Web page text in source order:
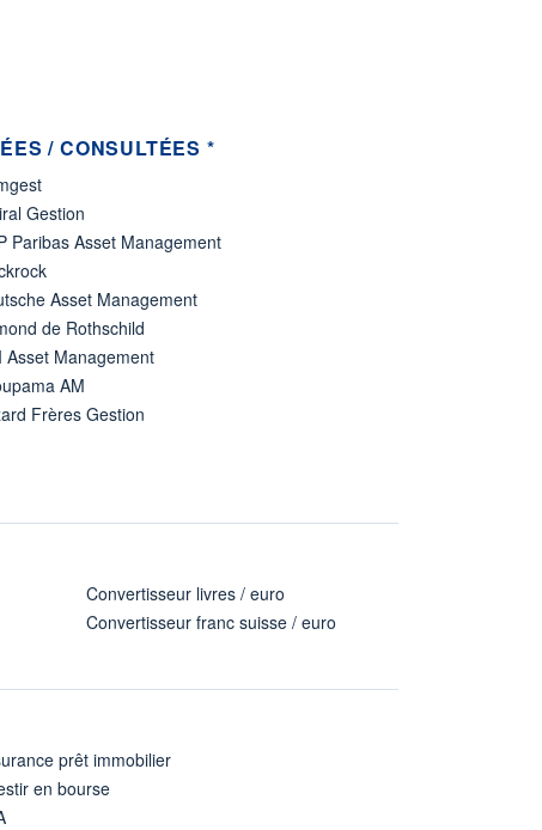
/ CONSULTÉES *
Gestion
Paribas Asset Management
Asset Management
de Rothschild
Asset Management
AM
Frères Gestion
Convertisseur livres / euro
Convertisseur franc suisse / euro
prêt immobilier
en bourse